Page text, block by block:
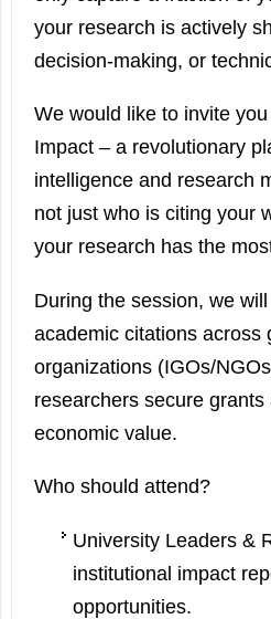
your research is actively
decision-making, or
We would like to invite
Impact – a revolutionary
intelligence and research
not just who is citing your
your research has the
During the session, we
academic citations across
organizations (IGOs/
researchers secure
economic value.
Who should attend?
University Leaders &
institutional impact
opportunities.